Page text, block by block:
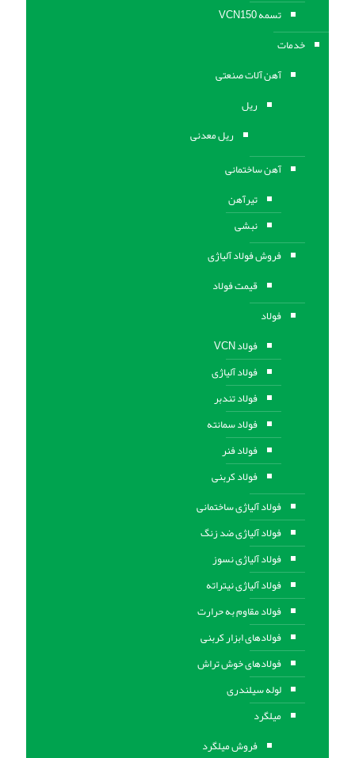
تسمه VCN150
خدمات
آهن آلات صنعتی
ریل
ریل معدنی
آهن ساختمانی
تیرآهن
نبشی
فروش فولاد آلیاژی
قیمت فولاد
فولاد
فولاد VCN
فولاد آلیاژی
فولاد تندبر
فولاد سمانته
فولاد فنر
فولاد کربنی
فولاد آلیاژی ساختمانی
فولاد آلیاژی ضد زنگ
فولاد آلیاژی نسوز
فولاد آلیاژی نیتراته
فولاد مقاوم به حرارت
فولادهای ابزار کربنی
فولادهای خوش تراش
لوله سیلندری
میلگرد
فروش میلگرد